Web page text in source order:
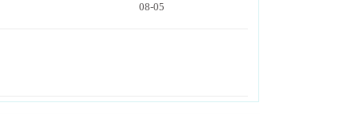
08-05